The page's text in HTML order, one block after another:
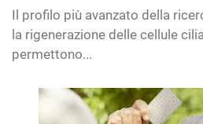
Il profilo più avanzato della
la rigenerazione delle cellule
permettono...